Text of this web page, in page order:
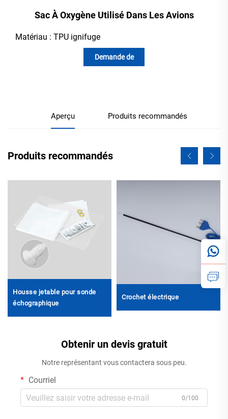
Sac À Oxygène Utilisé Dans Les Avions
Matériau : TPU ignifuge
Demande de
Aperçu Produits recommandés
Produits recommandés
Housse jetable pour sonde
échographique
Crochet électrique
Obtenir un devis gratuit
Notre représentant vous contactera sous peu.
Courriel
0/100